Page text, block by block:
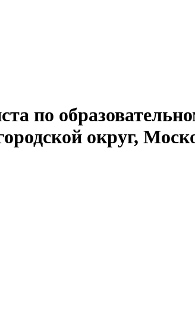
по
округ,